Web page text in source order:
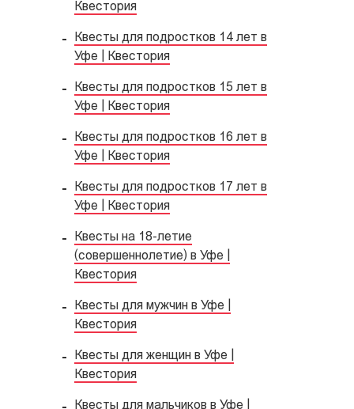
Квестория
Квесты для подростков 14 лет в
Уфе | Квестория
Квесты для подростков 15 лет в
Уфе | Квестория
Квесты для подростков 16 лет в
Уфе | Квестория
Квесты для подростков 17 лет в
Уфе | Квестория
Квесты на 18-летие
(совершеннолетие) в Уфе |
Квестория
Квесты для мужчин в Уфе |
Квестория
Квесты для женщин в Уфе |
Квестория
Квесты для мальчиков в Уфе |